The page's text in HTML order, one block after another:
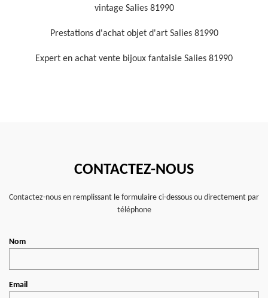
vintage Salies 81990
Prestations d'achat objet d'art Salies 81990
Expert en achat vente bijoux fantaisie Salies 81990
CONTACTEZ-NOUS
Contactez-nous en remplissant le formulaire ci-dessous ou directement par
téléphone
Nom
Email